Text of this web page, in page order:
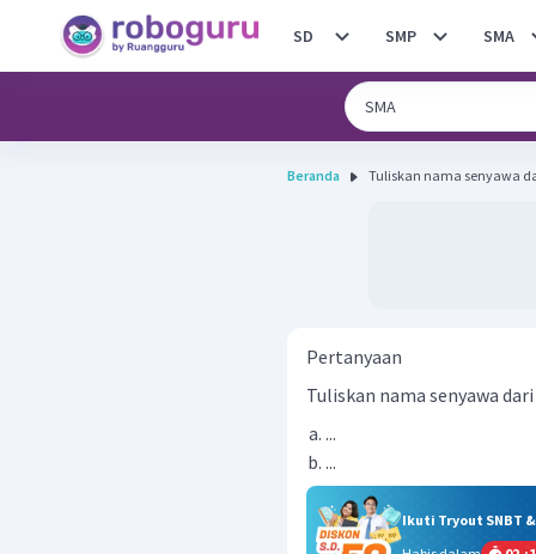
SD SMP SMA
Beranda Tuliskan nama senyawa
Pertanyaan
Tuliskan nama senyawa dari
...
...
Ikuti Tryout SNBT